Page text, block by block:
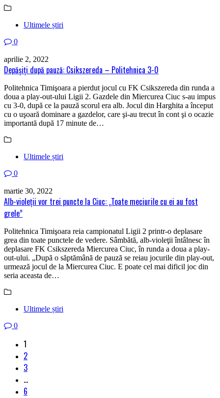
Ultimele știri
0
aprilie 2, 2022
Depăşiţi după pauză: Csikszereda – Politehnica 3-0
Politehnica Timişoara a pierdut jocul cu FK Csikszereda din runda a
doua a play-out-ului Ligii 2. Gazdele din Miercurea Ciuc s-au impus
cu 3-0, după ce la pauză scorul era alb. Jocul din Harghita a început
cu o uşoară dominare a gazdelor, care şi-au trecut în cont şi o ocazie
importantă după 17 minute de…
Ultimele știri
0
martie 30, 2022
Alb-violeţii vor trei puncte la Ciuc: „Toate meciurile cu ei au fost
grele”
Politehnica Timişoara reia campionatul Ligii 2 printr-o deplasare
grea din toate punctele de vedere. Sâmbătă, alb-violeţii întâlnesc în
deplasare FK Csikszereda Miercurea Ciuc, în runda a doua a play-
out-ului. „După o săptămână de pauză se reiau jocurile din play-out,
urmează jocul de la Miercurea Ciuc. E poate cel mai dificil joc din
seria aceasta de…
Ultimele știri
0
1
2
3
…
6